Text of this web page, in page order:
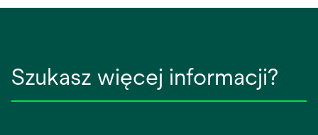
Szukasz więcej informacji?